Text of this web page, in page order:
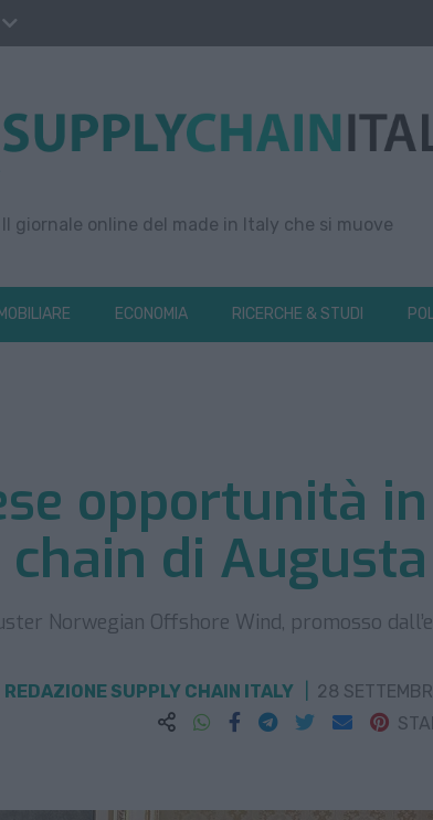
Il giornale online del made in Italy che si muove
ECONOMIA RICERCHE & STUDI
opportunità in
di Augusta
Norwegian Offshore Wind, promosso
REDAZIONE SUPPLY CHAIN ITALY
28